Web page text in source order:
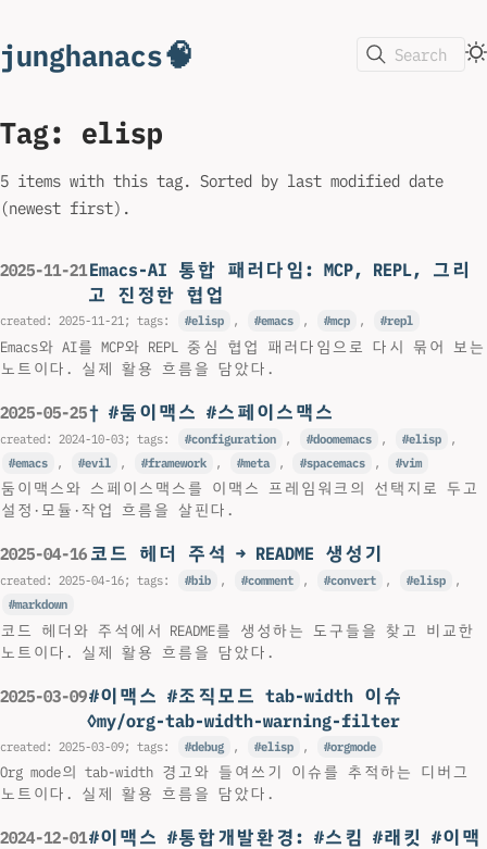
junghanacs🧠 Search
Tag: elisp
5 items with this tag. Sorted by last modified date
(newest first).
2025-11-21Emacs-AI 통합 패러다임: MCP, REPL, 그리
고 진정한 협업
created: 2025-11-21; tags: elisp , emacs , mcp , repl
Emacs와 AI를 MCP와 REPL 중심 협업 패러다임으로 다시 묶어 보는
노트이다. 실제 활용 흐름을 담았다.
2025-05-25† #둠이맥스 #스페이스맥스
created: 2024-10-03; tags: configuration , doomemacs , elisp
,
emacs
, evil , framework , meta , spacemacs , vim
둠이맥스와 스페이스맥스를 이맥스 프레임워크의 선택지로 두고
설정·모듈·작업 흐름을 살핀다.
2025-04-16 코드 헤더 주석 → README 생성기
created: 2025-04-16; tags: bib , comment , convert , elisp
,
markdown
코드 헤더와 주석에서 README를 생성하는 도구들을 찾고 비교한
노트이다. 실제 활용 흐름을 담았다.
2025-03-09#이맥스 #조직모드 tab-width 이슈
◊my/org-tab-width-warning-filter
created: 2025-03-09; tags: debug , elisp , orgmode
Org mode의 tab-width 경고와 들여쓰기 이슈를 추적하는 디버그
노트이다. 실제 활용 흐름을 담았다.
2024-12-01#이맥스 #통합개발환경: #스킴 #래킷 #이맥